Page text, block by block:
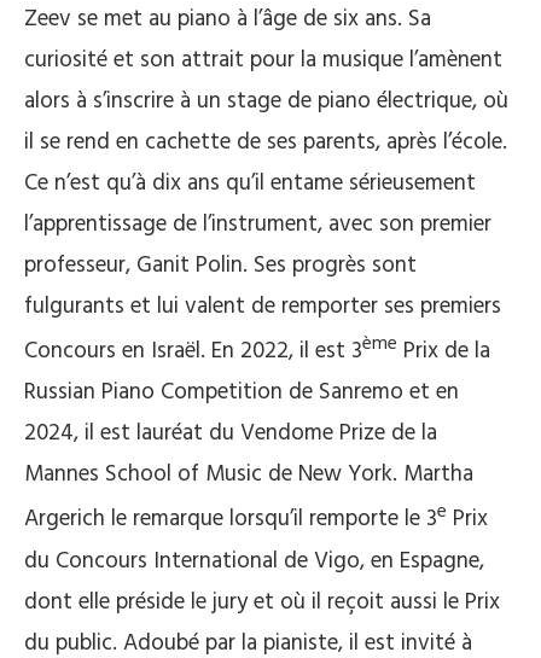
Zeev se met au piano à l’âge de six ans. Sa
curiosité et son attrait pour la musique l’amènent
alors à s’inscrire à un stage de piano électrique, où
il se rend en cachette de ses parents, après l’école.
Ce n’est qu’à dix ans qu’il entame sérieusement
l’apprentissage de l’instrument, avec son premier
professeur, Ganit Polin. Ses progrès sont
fulgurants et lui valent de remporter ses premiers
Concours en Israël. En 2022, il est 3ème Prix de la
Russian Piano Competition de Sanremo et en
2024, il est lauréat du Vendome Prize de la
Mannes School of Music de New York. Martha
Argerich le remarque lorsqu’il remporte le 3e Prix
du Concours International de Vigo, en Espagne,
dont elle préside le jury et où il reçoit aussi le Prix
du public. Adoubé par la pianiste, il est invité à